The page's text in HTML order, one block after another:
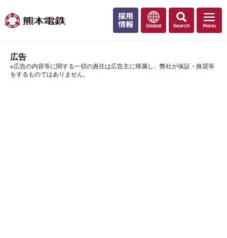
広告
※広告の内容等に関する一切の責任は広告主に帰属し、弊社が保証・推奨等
をするものではありません。